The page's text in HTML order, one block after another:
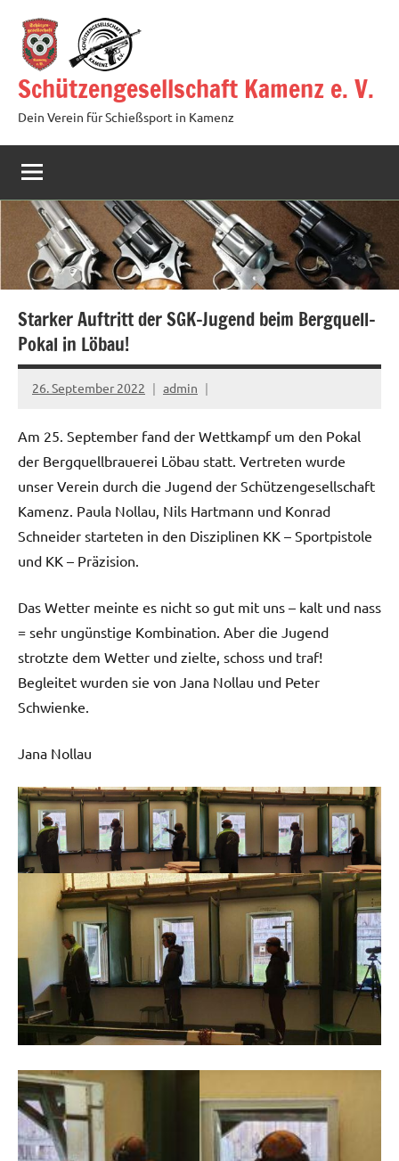
Inhalt
springen
Schützengesellschaft Kamenz e. V.
Dein Verein für Schießsport in Kamenz
Starker Auftritt der SGK-Jugend beim Bergquell-
Pokal in Löbau!
26. September 2022 admin
Am 25. September fand der Wettkampf um den Pokal
der Bergquellbrauerei Löbau statt. Vertreten wurde
unser Verein durch die Jugend der Schützengesellschaft
Kamenz. Paula Nollau, Nils Hartmann und Konrad
Schneider starteten in den Disziplinen KK – Sportpistole
und KK – Präzision.
Das Wetter meinte es nicht so gut mit uns – kalt und nass
= sehr ungünstige Kombination. Aber die Jugend
strotzte dem Wetter und zielte, schoss und traf!
Begleitet wurden sie von Jana Nollau und Peter
Schwienke.
Jana Nollau